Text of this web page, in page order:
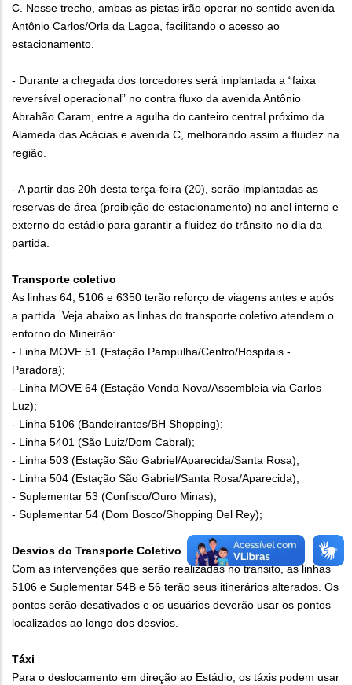
C. Nesse trecho, ambas as pistas irão operar no sentido avenida
Antônio Carlos/Orla da Lagoa, facilitando o acesso ao
estacionamento.
- Durante a chegada dos torcedores será implantada a “faixa
reversível operacional” no contra fluxo da avenida Antônio
Abrahão Caram, entre a agulha do canteiro central próximo da
Alameda das Acácias e avenida C, melhorando assim a fluidez na
região.
- A partir das 20h desta terça-feira (20), serão implantadas as
reservas de área (proibição de estacionamento) no anel interno e
externo do estádio para garantir a fluidez do trânsito no dia da
partida.
Transporte coletivo
As linhas 64, 5106 e 6350 terão reforço de viagens antes e após
a partida. Veja abaixo as linhas do transporte coletivo atendem o
entorno do Mineirão:
- Linha MOVE 51 (Estação Pampulha/Centro/Hospitais -
Paradora);
- Linha MOVE 64 (Estação Venda Nova/Assembleia via Carlos
Luz);
- Linha 5106 (Bandeirantes/BH Shopping);
- Linha 5401 (São Luiz/Dom Cabral);
- Linha 503 (Estação São Gabriel/Aparecida/Santa Rosa);
- Linha 504 (Estação São Gabriel/Santa Rosa/Aparecida);
- Suplementar 53 (Confisco/Ouro Minas);
- Suplementar 54 (Dom Bosco/Shopping Del Rey);
Desvios do Transporte Coletivo
Com as intervenções que serão realizadas no trânsito, as linhas
5106 e Suplementar 54B e 56 terão seus itinerários alterados. Os
pontos serão desativados e os usuários deverão usar os pontos
localizados ao longo dos desvios.
Táxi
Para o deslocamento em direção ao Estádio, os táxis podem usar